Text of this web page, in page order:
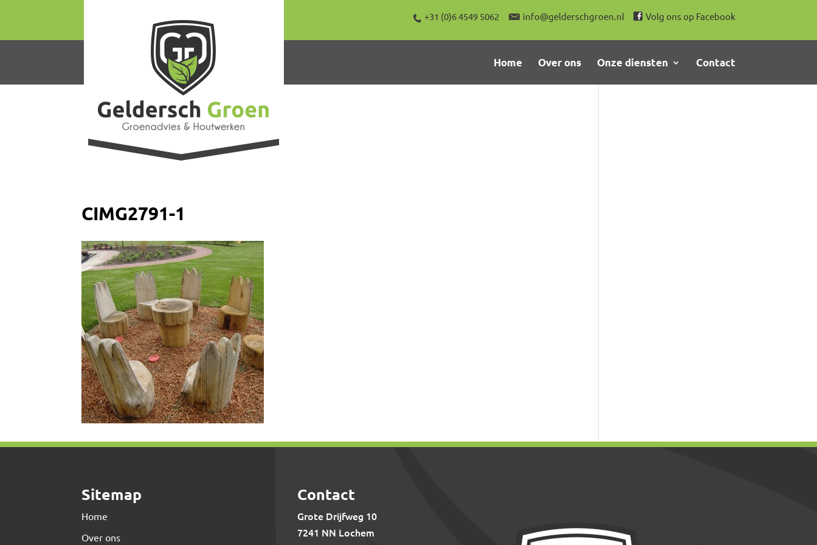
+31 (0)6 4549 5062 info@gelderschgroen.nl Volg ons op Facebook
Home Over ons Onze diensten Contact
CIMG2791-1
Sitemap
Home
Over ons
Contact
Grote Drijfweg 10
7241 NN Lochem